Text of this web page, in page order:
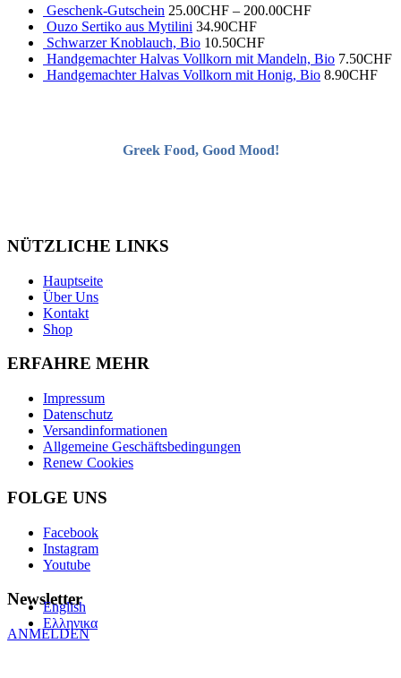
Geschenk-Gutschein 25.00CHF – 200.00CHF
Ouzo Sertiko aus Mytilini 34.90CHF
Schwarzer Knoblauch, Bio 10.50CHF
Handgemachter Halvas Vollkorn mit Mandeln, Bio 7.50CHF
Handgemachter Halvas Vollkorn mit Honig, Bio 8.90CHF
Greek Food, Good Mood!
NÜTZLICHE LINKS
Hauptseite
Über Uns
Kontakt
Shop
ERFAHRE MEHR
Impressum
Datenschutz
Versandinformationen
Allgemeine Geschäftsbedingungen
Renew Cookies
FOLGE UNS
Facebook
Instagram
Youtube
Newsletter
ANMELDEN
English
Ελληνικα